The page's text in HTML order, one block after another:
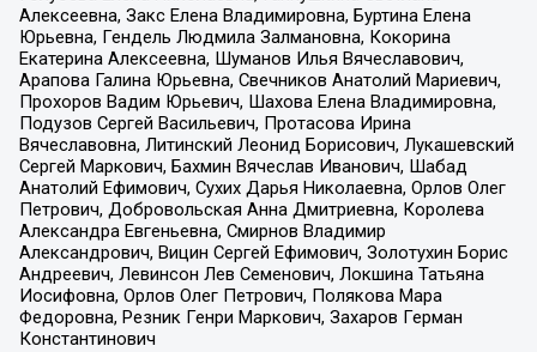
Алексеевна, Закс Елена Владимировна, Буртина Елена
Юрьевна, Гендель Людмила Залмановна, Кокорина
Екатерина Алексеевна, Шуманов Илья Вячеславович,
Арапова Галина Юрьевна, Свечников Анатолий Мариевич,
Прохоров Вадим Юрьевич, Шахова Елена Владимировна,
Подузов Сергей Васильевич, Протасова Ирина
Вячеславовна, Литинский Леонид Борисович, Лукашевский
Сергей Маркович, Бахмин Вячеслав Иванович, Шабад
Анатолий Ефимович, Сухих Дарья Николаевна, Орлов Олег
Петрович, Добровольская Анна Дмитриевна, Королева
Александра Евгеньевна, Смирнов Владимир
Александрович, Вицин Сергей Ефимович, Золотухин Борис
Андреевич, Левинсон Лев Семенович, Локшина Татьяна
Иосифовна, Орлов Олег Петрович, Полякова Мара
Федоровна, Резник Генри Маркович, Захаров Герман
Константинович